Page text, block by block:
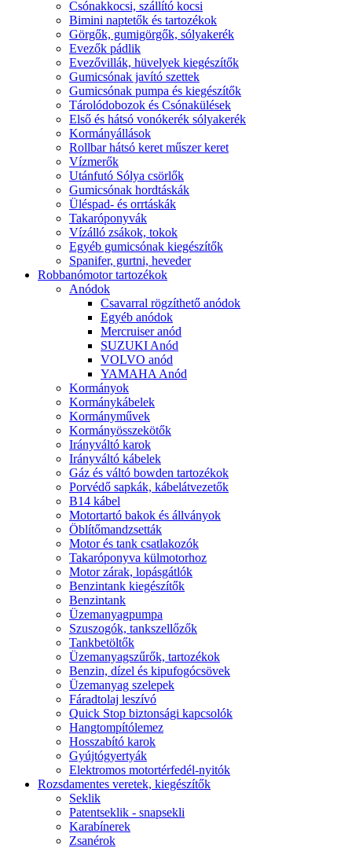
Csónakkocsi, szállító kocsi
Bimini naptetők és tartozékok
Görgők, gumigörgők, sólyakerék
Evezők pádlik
Evezővillák, hüvelyek kiegészítők
Gumicsónak javító szettek
Gumicsónak pumpa és kiegészítők
Tárolódobozok és Csónakülések
Első és hátsó vonókerék sólyakerék
Kormányállások
Rollbar hátsó keret műszer keret
Vízmerők
Utánfutó Sólya csörlők
Gumicsónak hordtáskák
Üléspad- és orrtáskák
Takaróponyvák
Vízálló zsákok, tokok
Egyéb gumicsónak kiegészítők
Spanifer, gurtni, heveder
Robbanómotor tartozékok
Anódok
Csavarral rögzíthető anódok
Egyéb anódok
Mercruiser anód
SUZUKI Anód
VOLVO anód
YAMAHA Anód
Kormányok
Kormánykábelek
Kormányművek
Kormányösszekötők
Irányváltó karok
Irányváltó kábelek
Gáz és váltó bowden tartozékok
Porvédő sapkák, kábelátvezetők
B14 kábel
Motortartó bakok és állványok
Öblítőmandzsetták
Motor és tank csatlakozók
Takaróponyva külmotorhoz
Motor zárak, lopásgátlók
Benzintank kiegészítők
Benzintank
Üzemanyagpumpa
Szuszogók, tankszellőzők
Tankbetöltők
Üzemanyagszűrők, tartozékok
Benzin, dízel és kipufogócsövek
Üzemanyag szelepek
Fáradtolaj leszívó
Quick Stop biztonsági kapcsolók
Hangtompítólemez
Hosszabító karok
Gyújtógyertyák
Elektromos motortérfedél-nyitók
Rozsdamentes veretek, kiegészítők
Seklik
Patentseklik - snapsekli
Karabínerek
Zsanérok